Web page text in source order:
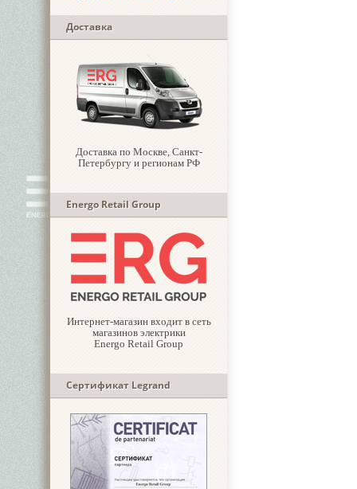
Доставка
Доставка по Москве, Санкт-
Петербургу и регионам РФ
Energo Retail Group
Интернет-магазин входит в сеть
магазинов электрики
Energo Retail Group
Сертификат Legrand